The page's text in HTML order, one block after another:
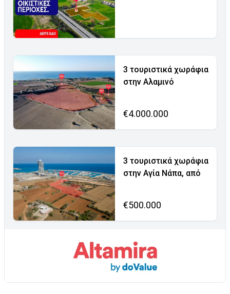
3 τουριστικά χωράφια
στην Αλαμινό
€4.000.000
3 τουριστικά χωράφια
στην Αγία Νάπα, από
€500.000